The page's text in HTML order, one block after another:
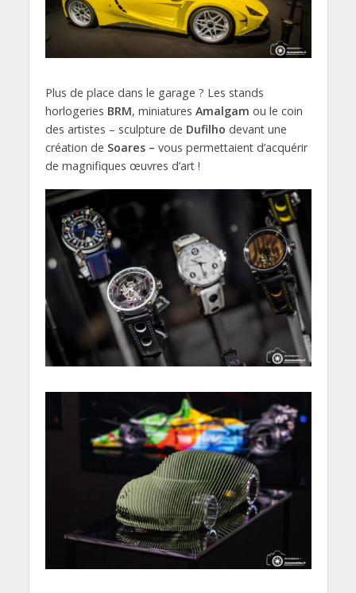
Plus de place dans le garage ? Les stands
horlogeries BRM, miniatures Amalgam ou le coin
des artistes – sculpture de Dufilho devant une
création de Soares – vous permettaient d’acquérir
de magnifiques œuvres d’art !